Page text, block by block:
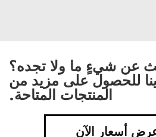
عن شيءٍ ما ولا تجده؟
للحصول على مزيد من
المنتجات المتاحة.
أسعار الآن